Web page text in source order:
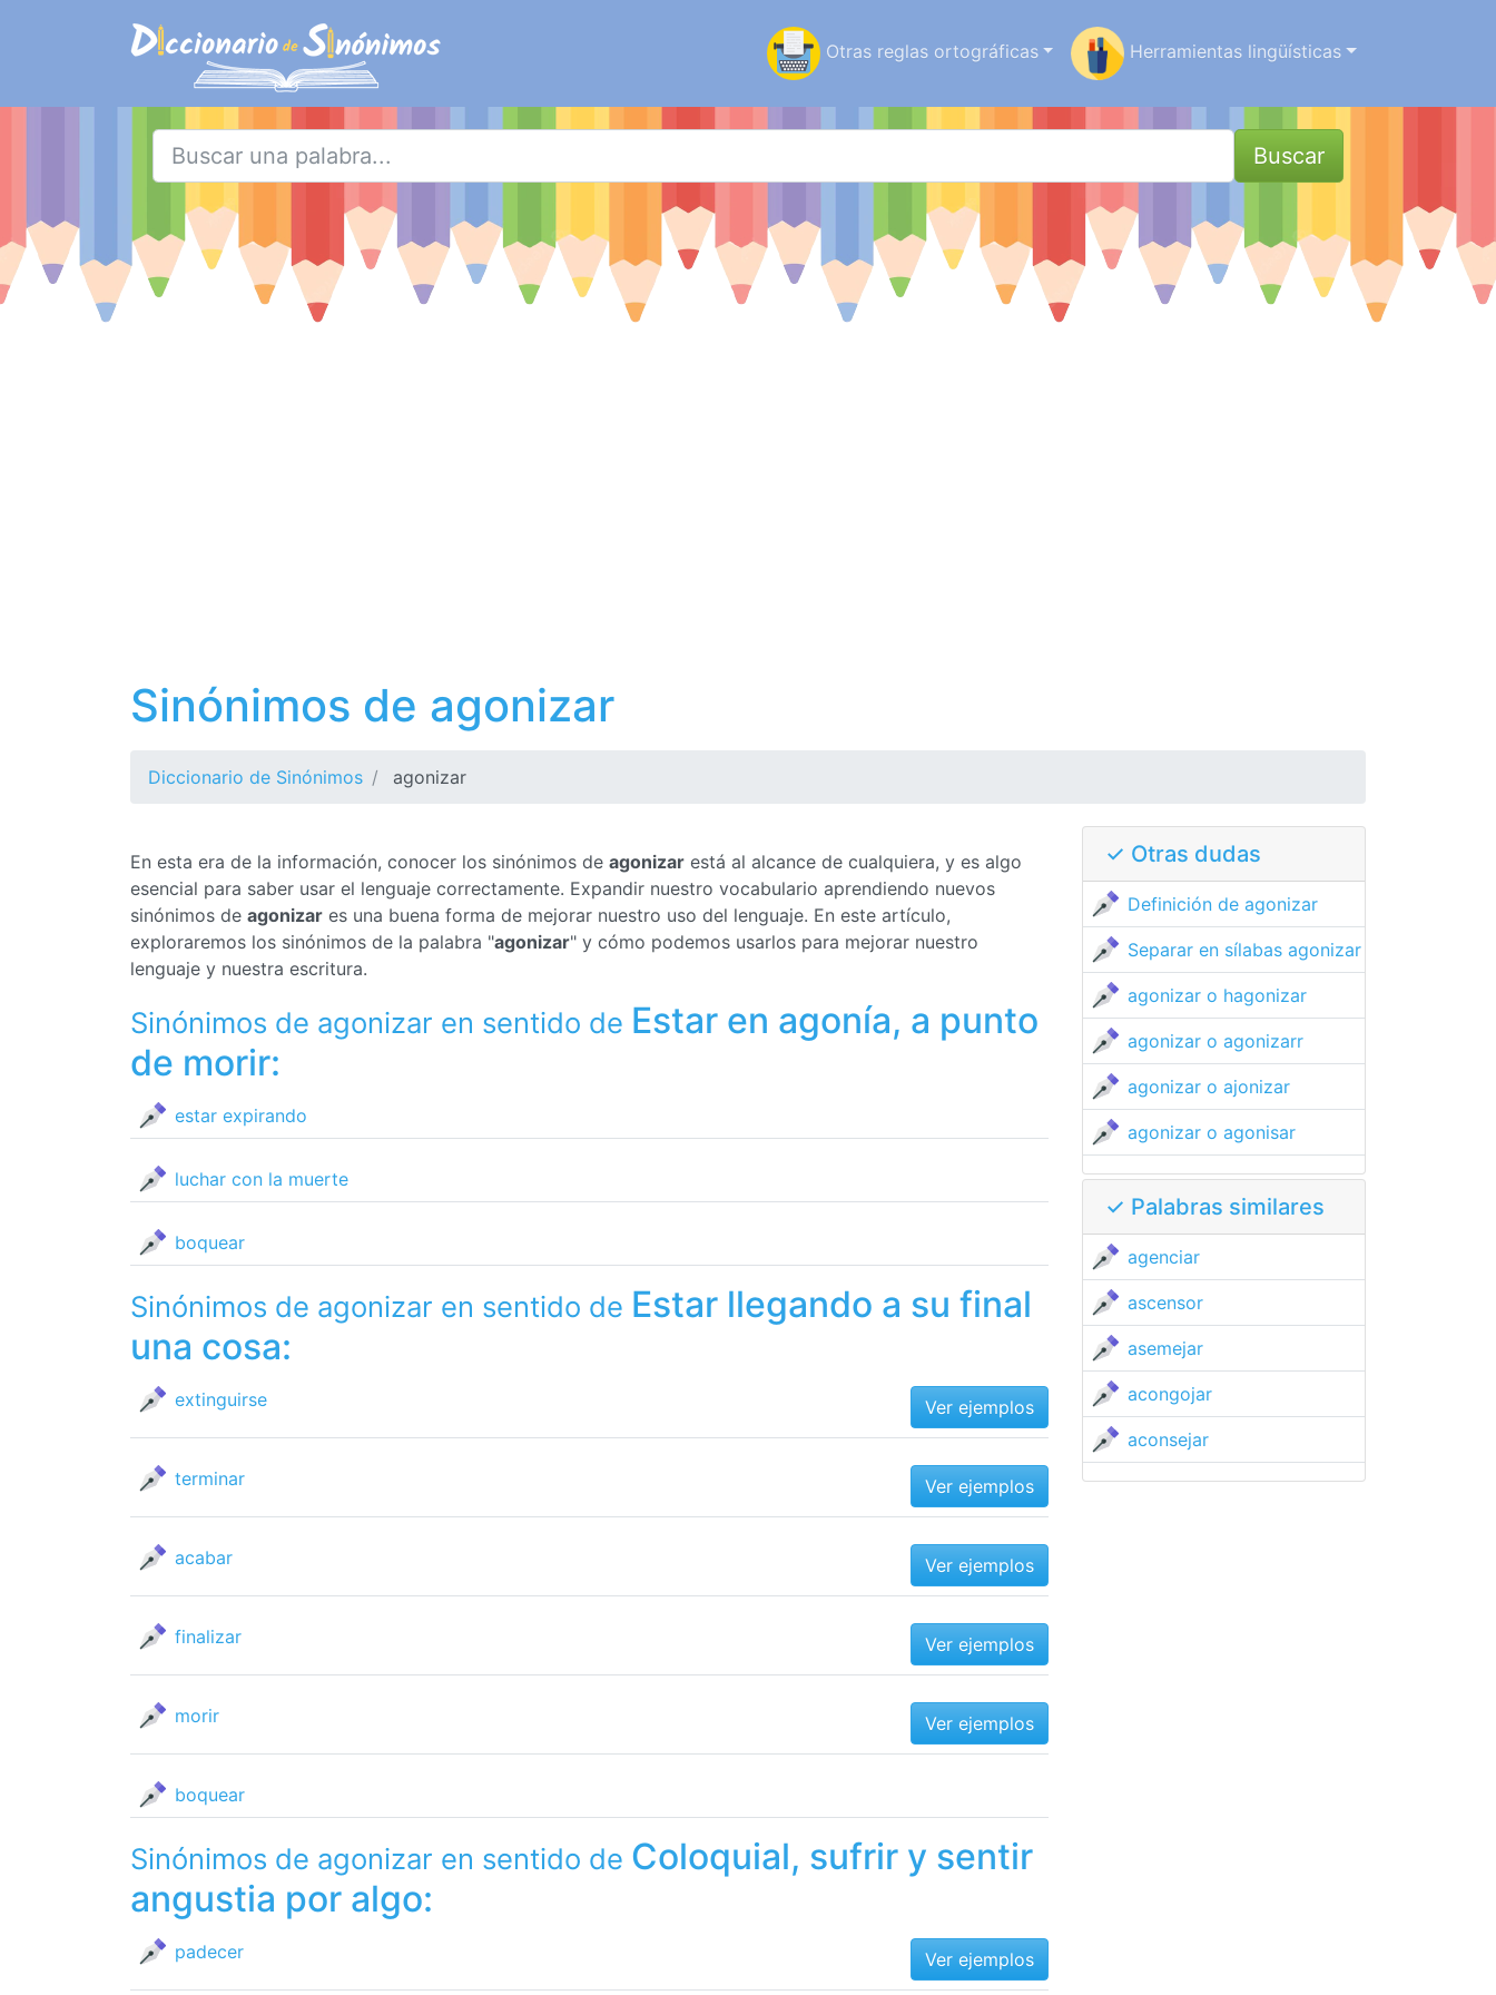
Otras reglas ortográficas Herramientas lingüísticas
Buscar
Sinónimos de agonizar
Diccionario de Sinónimos agonizar
En esta era de la información, conocer los sinónimos de agonizar está al alcance de cualquiera, y es algo
esencial para saber usar el lenguaje correctamente. Expandir nuestro vocabulario aprendiendo nuevos
sinónimos de agonizar es una buena forma de mejorar nuestro uso del lenguaje. En este artículo,
exploraremos los sinónimos de la palabra "agonizar" y cómo podemos usarlos para mejorar nuestro
lenguaje y nuestra escritura.
Sinónimos de agonizar en sentido de Estar en agonía, a punto
de morir:
estar expirando
luchar con la muerte
boquear
Sinónimos de agonizar en sentido de Estar llegando a su final
una cosa:
extinguirse Ver ejemplos
terminar Ver ejemplos
acabar Ver ejemplos
finalizar Ver ejemplos
morir Ver ejemplos
boquear
Sinónimos de agonizar en sentido de Coloquial, sufrir y sentir
angustia por algo:
padecer Ver ejemplos
✓ Otras dudas
Definición de agonizar
Separar en sílabas agonizar
agonizar o hagonizar
agonizar o agonizarr
agonizar o ajonizar
agonizar o agonisar
✓ Palabras similares
agenciar
ascensor
asemejar
acongojar
aconsejar